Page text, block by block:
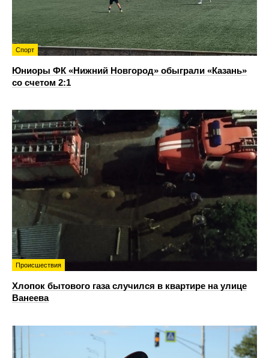
Спорт
Юниоры ФК «Нижний Новгород» обыграли «Казань»
со счетом 2:1
Происшествия
Хлопок бытового газа случился в квартире на улице
Ванеева